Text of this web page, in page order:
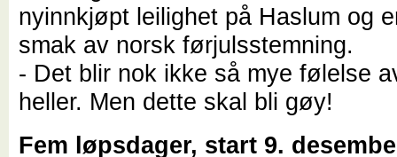
nyinnkjøpt leilighet på Haslum og
smak av norsk førjulsstemning.
- Det blir nok ikke så mye følelse
heller. Men dette skal bli gøy!
Fem løpsdager, start 9.